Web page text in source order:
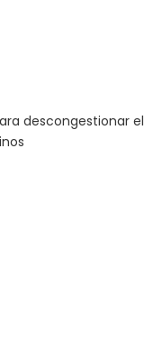
descongestionar el